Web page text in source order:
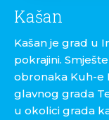
Kašan
Kašan je grad u
pokrajini.
obronaka Kuh-e
glavnog grada
u okolici grada